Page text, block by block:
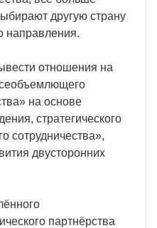
другую страну
направления.
отношения на
на основе
стратегического
сотрудничества»,
двусторонних
партнёрства